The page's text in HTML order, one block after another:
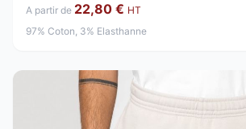
A partir de 22,80 € HT
97% Coton, 3% Elasthanne